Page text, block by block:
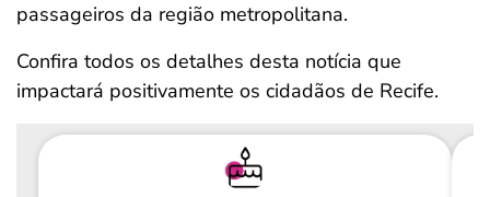
passageiros da região metropolitana.
Confira todos os detalhes desta notícia que
impactará positivamente os cidadãos de Recife.